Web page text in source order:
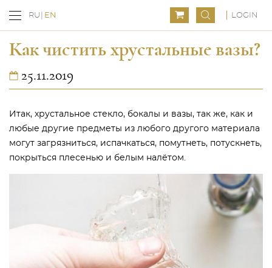
RU EN LOGIN
Как чистить хрустальные вазы?
25.11.2019
Итак, хрустальное стекло, бокалы и вазы, так же, как и
любые другие предметы из любого другого материала
могут загрязниться, испачкаться, помутнеть, потускнеть,
покрыться плесенью и белым налётом.